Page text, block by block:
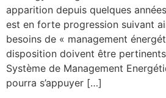
apparition depuis quelques
est en forte progression suivant
besoins de « management
disposition doivent être
Système de Management
pourra s’appuyer […]